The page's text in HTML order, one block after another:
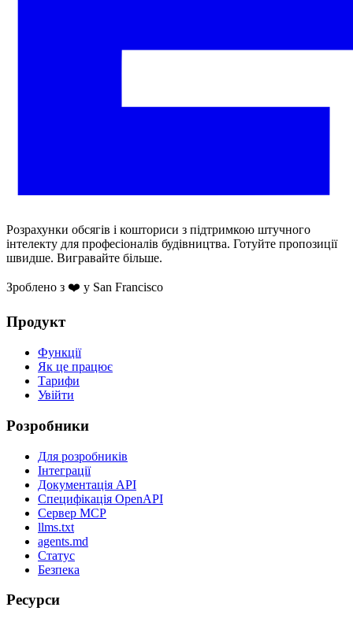
Розрахунки обсягів і кошториси з підтримкою штучного
інтелекту для професіоналів будівництва. Готуйте пропозиції
швидше. Вигравайте більше.
Зроблено з ❤️ у San Francisco
Продукт
Функції
Як це працює
Тарифи
Увійти
Розробники
Для розробників
Інтеграції
Документація API
Специфікація OpenAPI
Сервер MCP
llms.txt
agents.md
Статус
Безпека
Ресурси